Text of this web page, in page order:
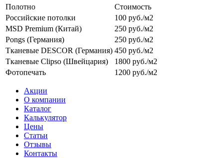
Полотно
Стоимость
Российские потолки
100 руб./м2
MSD Premium (Китай)
250 руб./м2
Pongs (Германия)
250 руб./м2
Тканевые DESCOR (Германия) 450 руб./м2
Тканевые Clipso (Швейцария)
1800 руб./м2
Фотопечать
1200 руб./м2
Акции
О компании
Каталог
Калькулятор
Цены
Статьи
Отзывы
Контакты